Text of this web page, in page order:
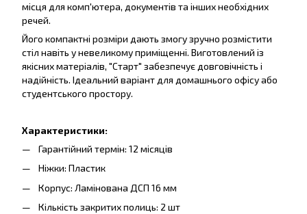
місця для комп'ютера, документів та інших необхідних
речей.
Його компактні розміри дають змогу зручно розмістити
стіл навіть у невеликому приміщенні. Виготовлений із
якісних матеріалів, "Старт" забезпечує довговічність і
надійність. Ідеальний варіант для домашнього офісу або
студентського простору.
Характеристики:
Гарантійний термін: 12 місяців
Ніжки: Пластик
Корпус: Ламінована ДСП 16 мм
Кількість закритих полиць: 2 шт